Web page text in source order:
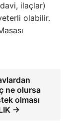
ilaçlar)
olabilir.
ne olursa
olması
→